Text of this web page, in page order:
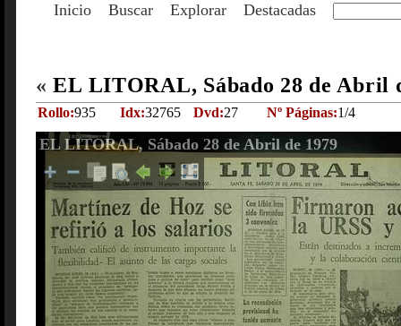
Inicio Buscar Explorar Destacadas
« EL LITORAL, Sábado 28 de Abril
Rollo:935 Idx:32765 Dvd:27 Nº Páginas:1/4
EL LITORAL, Sábado 28 de Abril de 1979